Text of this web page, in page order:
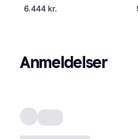
6.444 kr.
Anmeldelser